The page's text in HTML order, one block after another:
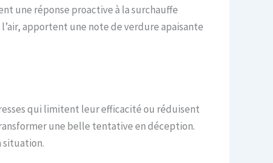
une réponse proactive à la surchauffe
apportent une note de verdure apaisante
qui limitent leur efficacité ou réduisent
une belle tentative en déception.
situation.